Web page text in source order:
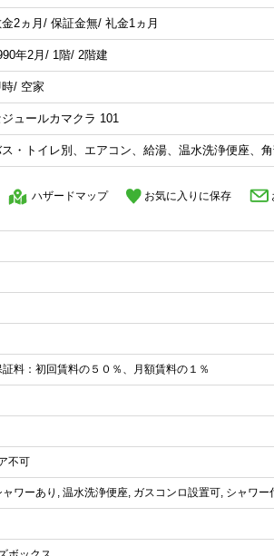
2ヵ月/ 保証金無/ 礼金1ヵ月
年2月/ 1階/ 2階建
/ 空家
ュールカマクラ 101
・トイレ別、エアコン、給湯、温水洗浄便座、
ハザードマップ お気に入りに保存
料：初回賃料の５０％、月額賃料の１％
不可
ワーあり, 温水洗浄便座, ガスコンロ設置可, シャワ